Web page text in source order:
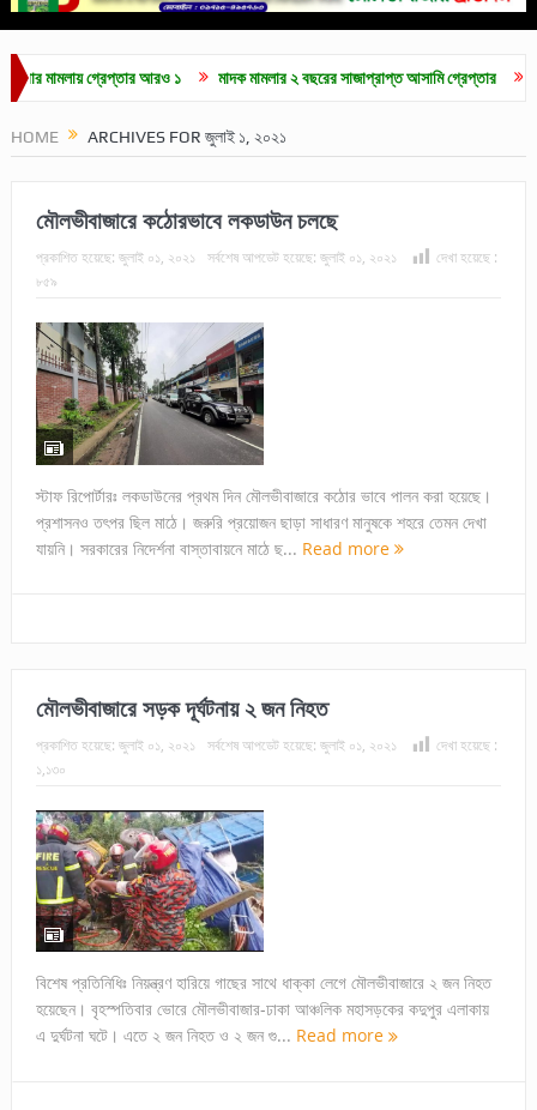
গ্রেপ্তার আরও ১ মাদক মামলার ২ বছরের সাজাপ্রাপ্ত আসামি গ্রেপ্তার
HOME ARCHIVES FOR জুলাই ১, ২০২১
মৌলভীবাজারে কঠোরভাবে লকডাউন চলছে
প্রকাশিত হয়েছে: জুলাই ০১, ২০২১ সর্বশেষ আপডেট হয়েছে: জুলাই ০১, ২০২১
দেখা হয়েছে :
৮৫৯
স্টাফ রিপোর্টারঃ লকডাউনের প্রথম দিন মৌলভীবাজারে কঠোর ভাবে পালন করা হয়েছে।
প্রশাসনও তৎপর ছিল মাঠে। জরুরি প্রয়োজন ছাড়া সাধারণ মানুষকে শহরে তেমন দেখা
যায়নি। সরকারের নিদের্শনা বাস্তাবায়নে মাঠে ছ... Read more
মৌলভীবাজারে সড়ক দূর্ঘটনায় ২ জন নিহত
প্রকাশিত হয়েছে: জুলাই ০১, ২০২১ সর্বশেষ আপডেট হয়েছে: জুলাই ০১, ২০২১
দেখা হয়েছে :
১,১৩০
বিশেষ প্রতিনিধিঃ নিয়ন্ত্রণ হারিয়ে গাছের সাথে ধাক্কা লেগে মৌলভীবাজারে ২ জন নিহত
হয়েছেন। বৃহস্পতিবার ভোরে মৌলভীবাজার-ঢাকা আঞ্চলিক মহাসড়কের কদুপুর এলাকায়
এ দুর্ঘটনা ঘটে। এতে ২ জন নিহত ও ২ জন গু... Read more